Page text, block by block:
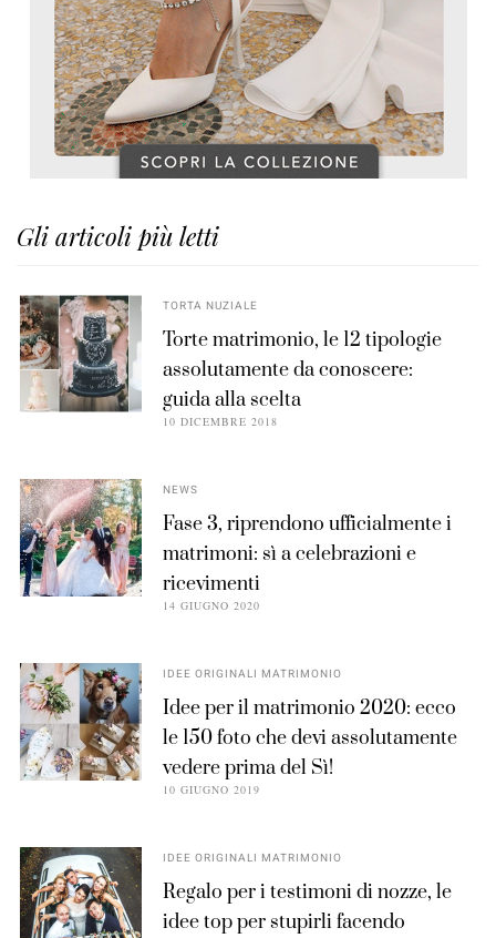
Gli articoli più letti
TORTA NUZIALE
Torte matrimonio, le 12 tipologie
assolutamente da conoscere:
guida alla scelta
10 DICEMBRE 2018
NEWS
Fase 3, riprendono ufficialmente i
matrimoni: sì a celebrazioni e
ricevimenti
14 GIUGNO 2020
IDEE ORIGINALI MATRIMONIO
Idee per il matrimonio 2020: ecco
le 150 foto che devi assolutamente
vedere prima del Sì!
10 GIUGNO 2019
IDEE ORIGINALI MATRIMONIO
Regalo per i testimoni di nozze, le
idee top per stupirli facendo